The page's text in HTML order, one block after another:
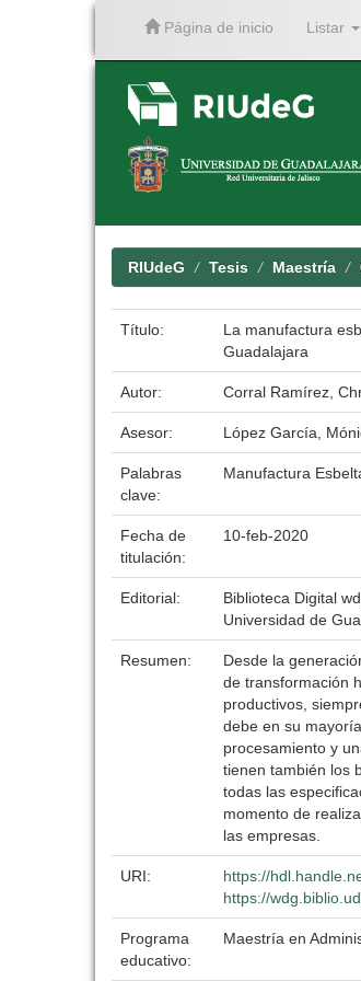
Página de inicio Listar
RIUdeG Tesis Maestría
Título:
La manufactura
Guadalajara
Autor: Corral Ramírez,
Asesor: López García,
Palabras
clave:
Manufactura
Fecha de
titulación:
10-feb-2020
Editorial:
Biblioteca Digital
Universidad de
Resumen:
Desde la
de transformación
productivos,
debe en su
procesamiento y
tienen también los
todas las
momento de
las empresas.
URI:
https://
https://
Programa
educativo:
Maestría en